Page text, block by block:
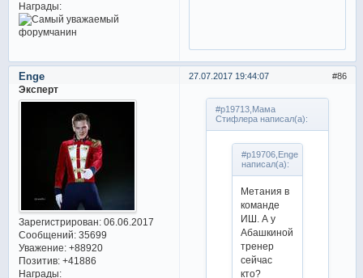
Награды:
86
27.07.2017 19:44:07
Enge
Эксперт
Зарегистрирован: 06.06.2017
Сообщений:35699
Уважение: +88920
Позитив: +41886
Награды:
#p19713,Мама
Стифлера написал(а):
#p19706,Enge
написал(а):
Метания в
команде
ИШ. А у
Абашкиной
тренер
сейчас
кто?